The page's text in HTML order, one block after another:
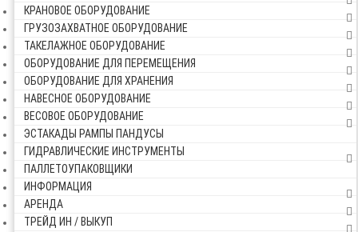
КРАНОВОЕ ОБОРУДОВАНИЕ
ГРУЗОЗАХВАТНОЕ ОБОРУДОВАНИЕ
ТАКЕЛАЖНОЕ ОБОРУДОВАНИЕ
ОБОРУДОВАНИЕ ДЛЯ ПЕРЕМЕЩЕНИЯ
ОБОРУДОВАНИЕ ДЛЯ ХРАНЕНИЯ
НАВЕСНОЕ ОБОРУДОВАНИЕ
ВЕСОВОЕ ОБОРУДОВАНИЕ
ЭСТАКАДЫ РАМПЫ ПАНДУСЫ
ГИДРАВЛИЧЕСКИЕ ИНСТРУМЕНТЫ
ПАЛЛЕТОУПАКОВЩИКИ
ИНФОРМАЦИЯ
АРЕНДА
ТРЕЙД ИН / ВЫКУП